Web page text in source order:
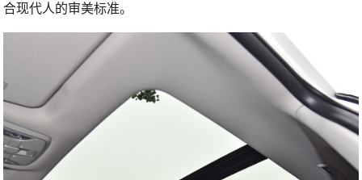
合现代人的审美标准。